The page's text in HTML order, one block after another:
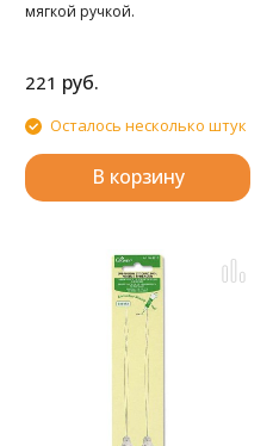
мягкой ручкой.
221 руб.
Осталось несколько штук
В корзину